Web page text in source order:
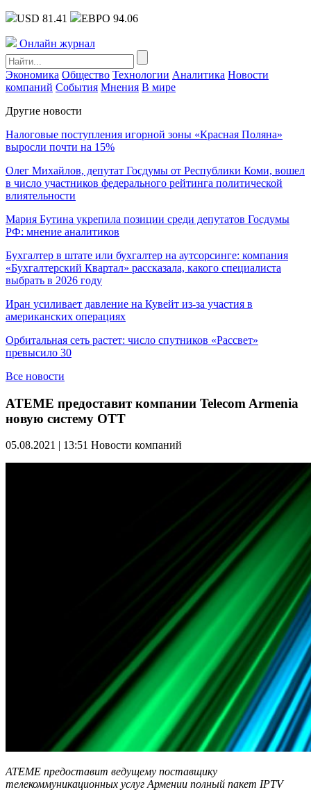
USD 81.41 ЕВРО 94.06
Онлайн журнал
Экономика Общество Технологии Аналитика Новости
компаний События Мнения В мире
Другие новости
Налоговые поступления игорной зоны «Красная Поляна»
выросли почти на 15%
Олег Михайлов, депутат Госдумы от Республики Коми, вошел
в число участников федерального рейтинга политической
влиятельности
Мария Бутина укрепила позиции среди депутатов Госдумы
РФ: мнение аналитиков
Бухгалтер в штате или бухгалтер на аутсорсинге: компания
«Бухгалтерский Квартал» рассказала, какого специалиста
выбрать в 2026 году
Иран усиливает давление на Кувейт из-за участия в
американских операциях
Орбитальная сеть растет: число спутников «Рассвет»
превысило 30
Все новости
ATEME предоставит компании Telecom Armenia
новую систему OTT
05.08.2021 | 13:51 Новости компаний
ATEME предоставит ведущему поставщику
телекоммуникационных услуг Армении полный пакет IPTV